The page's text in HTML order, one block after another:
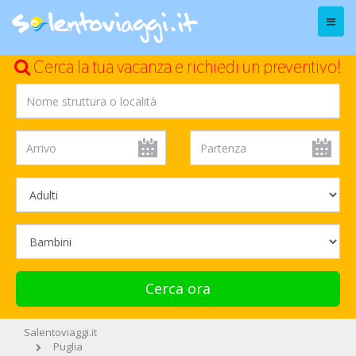
Menu
Cerca la tua vacanza e richiedi un preventivo!
Cerca ora
Salentoviaggi.it
Puglia